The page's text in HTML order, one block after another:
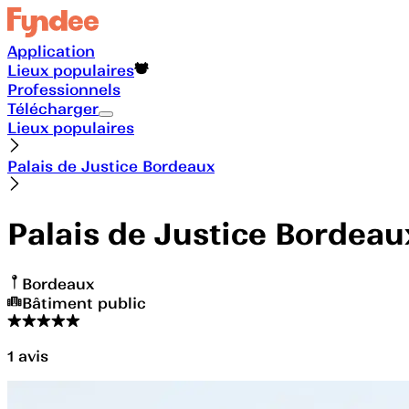
Application
Lieux populaires
Professionnels
Télécharger
Lieux populaires
Palais de Justice Bordeaux
Palais de Justice
Bordeaux
Bâtiment public
1 avis